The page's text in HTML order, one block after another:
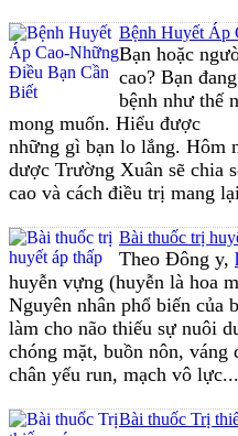
Bệnh Huyết Áp
Bạn hoặc
cao? Bạn
bệnh như thế
mong muốn. Hiểu được
những gì bạn lo lắng. Hôm
dược Trường Xuân sẽ chia
cao và cách điều trị mang
Bài thuốc trị
Theo Đông y,
huyễn vựng (huyễn là hoa
Nguyên nhân phổ biến của
làm cho não thiếu sự nuôi
chóng mặt, buồn nôn, váng
chân yếu run, mạch vô lực...
Bài thuốc Trị